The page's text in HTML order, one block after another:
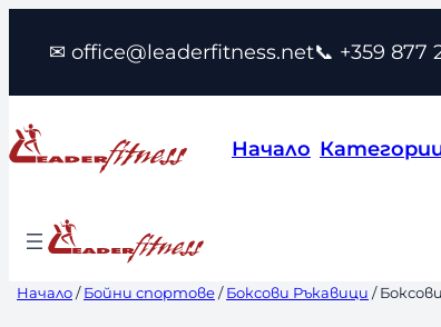
съдържанието
✉ office@leaderfitness.net📞 +359 877
Начало
Начало/Бойни спортове/Боксови Ръкавици /